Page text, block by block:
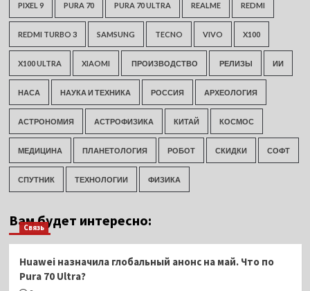
PIXEL 9 PURA 70 PURA 70 ULTRA REALME REDMI
REDMI TURBO 3 SAMSUNG TECNO VIVO X100
X100 ULTRA XIAOMI ПРОИЗВОДСТВО РЕЛИЗЫ ИИ
НАСА НАУКА И ТЕХНИКА РОССИЯ АРХЕОЛОГИЯ
АСТРОНОМИЯ АСТРОФИЗИКА КИТАЙ КОСМОС
МЕДИЦИНА ПЛАНЕТОЛОГИЯ РОБОТ СКИДКИ СОФТ
СПУТНИК ТЕХНОЛОГИИ ФИЗИКА
Вам будет интересно:
Связь
Huawei назначила глобальный анонс на май. Что по
Pura 70 Ultra?